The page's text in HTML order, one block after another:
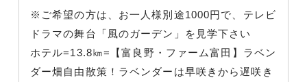
※ご希望の方は、お一人様別途1000円で、テレビ
ドラマの舞台「風のガーデン」を見学下さい
ホテル=13.8㎞=【富良野・ファーム富田】ラベン
ダー畑自由散策！ラベンダーは早咲きから遅咲き